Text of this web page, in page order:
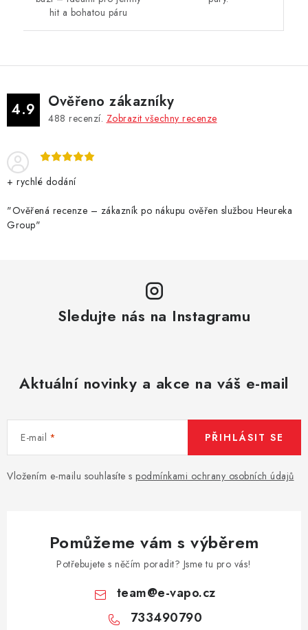
hit a bohatou páru
4.9 Ověřeno zákazníky
488 recenzí. Zobrazit všechny recenze
+ rychlé dodání
"Ověřená recenze – zákazník po nákupu ověřen službou Heureka
Group"
Sledujte nás na Instagramu
Aktuální novinky a akce na váš e-mail
E-mail
Vložením e-mailu souhlasíte s podmínkami ochrany osobních údajů
PŘIHLÁSIT SE
Pomůžeme vám s výběrem
Potřebujete s něčím poradit? Jsme tu pro vás!
team@e-vapo.cz
733490790